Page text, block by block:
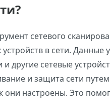
сетевого
в сети. Данные
другие сетевые
и защита сети
они настроены. Это